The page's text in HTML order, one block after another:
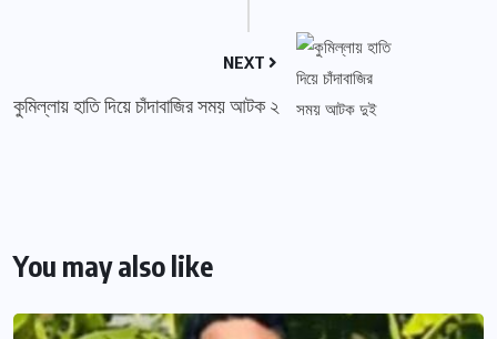
NEXT
কুমিল্লায় হাতি দিয়ে চাঁদাবাজির সময় আটক ২
You may also like